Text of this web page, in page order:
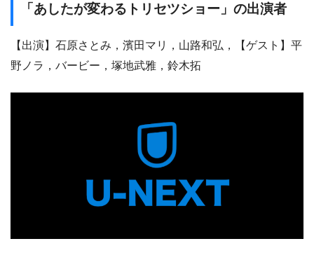
「あしたが変わるトリセツショー」の出演者
【出演】石原さとみ，濱田マリ，山路和弘，【ゲスト】平
野ノラ，バービー，塚地武雅，鈴木拓